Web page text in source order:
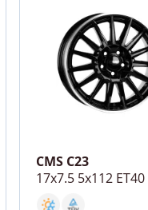
CMS C23
17x7.5 5x112 ET40